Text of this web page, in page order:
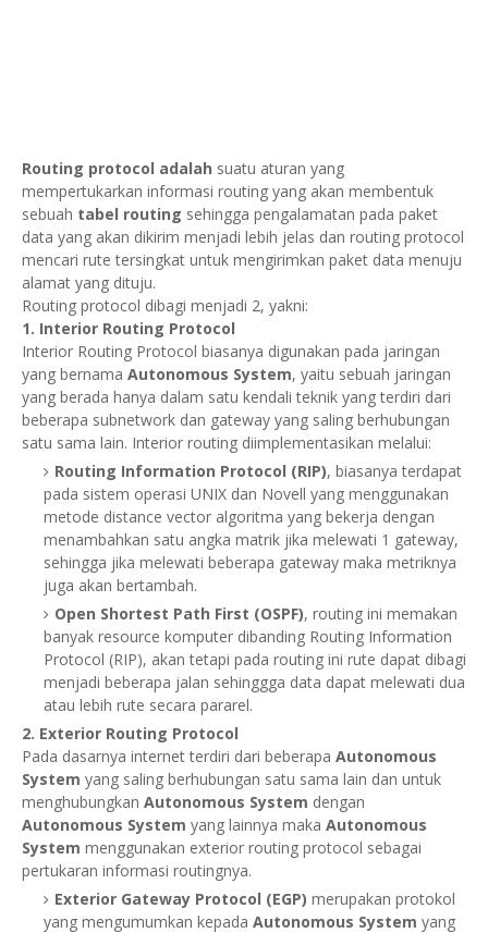
Routing protocol adalah suatu aturan yang
mempertukarkan informasi routing yang akan membentuk
sebuah tabel routing sehingga pengalamatan pada paket
data yang akan dikirim menjadi lebih jelas dan routing protocol
mencari rute tersingkat untuk mengirimkan paket data menuju
alamat yang dituju.
Routing protocol dibagi menjadi 2, yakni:
1. Interior Routing Protocol
Interior Routing Protocol biasanya digunakan pada jaringan
yang bernama Autonomous System, yaitu sebuah jaringan
yang berada hanya dalam satu kendali teknik yang terdiri dari
beberapa subnetwork dan gateway yang saling berhubungan
satu sama lain. Interior routing diimplementasikan melalui:
Routing Information Protocol (RIP), biasanya terdapat
pada sistem operasi UNIX dan Novell yang menggunakan
metode distance vector algoritma yang bekerja dengan
menambahkan satu angka matrik jika melewati 1 gateway,
sehingga jika melewati beberapa gateway maka metriknya
juga akan bertambah.
Open Shortest Path First (OSPF), routing ini memakan
banyak resource komputer dibanding Routing Information
Protocol (RIP), akan tetapi pada routing ini rute dapat dibagi
menjadi beberapa jalan sehinggga data dapat melewati dua
atau lebih rute secara pararel.
2. Exterior Routing Protocol
Pada dasarnya internet terdiri dari beberapa Autonomous
System yang saling berhubungan satu sama lain dan untuk
menghubungkan Autonomous System dengan
Autonomous System yang lainnya maka Autonomous
System menggunakan exterior routing protocol sebagai
pertukaran informasi routingnya.
Exterior Gateway Protocol (EGP) merupakan protokol
yang mengumumkan kepada Autonomous System yang